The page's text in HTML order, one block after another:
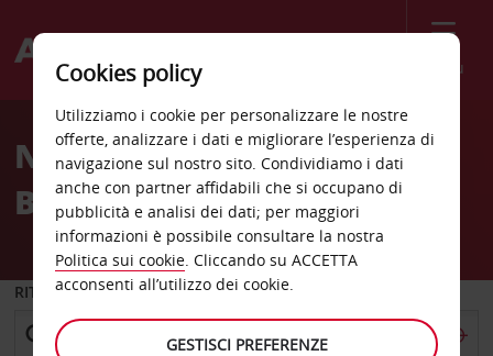
Menù
Welcome
AvisNoleggio auto Miami
Beach
RITIRO DA
Cookies policy
Utilizziamo i cookie per personalizzare le nostre
offerte, analizzare i dati e migliorare l’esperienza di
navigazione sul nostro sito. Condividiamo i dati
anche con partner affidabili che si occupano di
pubblicità e analisi dei dati; per maggiori
informazioni è possibile consultare la nostra
Politica sui cookie. Cliccando su ACCETTA
acconsenti all’utilizzo dei cookie.
GESTISCI PREFERENZE